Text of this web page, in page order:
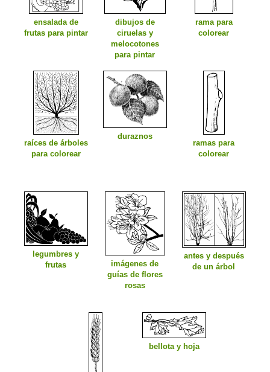
ensalada de
frutas para pintar
dibujos de
ciruelas y
melocotones
para pintar
rama para
colorear
raíces de árboles
para colorear
duraznos
ramas para
colorear
legumbres y
frutas
imágenes de
guías de flores
rosas
antes y después
de un árbol
bellota y hoja